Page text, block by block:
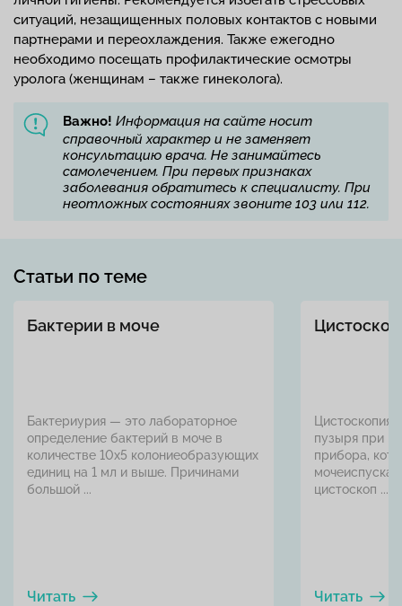
ситуаций, незащищенных половых контактов с новыми
партнерами и переохлаждения. Также ежегодно
необходимо посещать профилактические осмотры
уролога (женщинам – также гинеколога).
Важно! Информация на сайте носит
справочный характер и не заменяет
консультацию врача. Не занимайтесь
самолечением. При первых признаках
заболевания обратитесь к специалисту. При
неотложных состояниях звоните 103 или 112.
Статьи по теме
Бактерии в моче
Бактериурия — это лабораторное
определение бактерий в моче в
количестве 10х5 колониеобразующих
единиц на 1 мл и выше. Причинами
большой ...
Читать
Цистоскопия
пузыря при
прибора,
цистоскоп ...
Читать